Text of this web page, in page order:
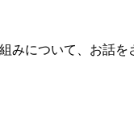
について、お話を